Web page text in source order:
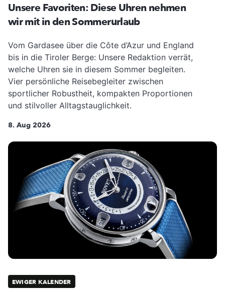
Unsere Favoriten: Diese Uhren nehmen
wir mit in den Sommerurlaub
Vom Gardasee über die Côte d’Azur und England
bis in die Tiroler Berge: Unsere Redaktion verrät,
welche Uhren sie in diesem Sommer begleiten.
Vier persönliche Reisebegleiter zwischen
sportlicher Robustheit, kompakten Proportionen
und stilvoller Alltagstauglichkeit.
8. Aug 2026
EWIGER KALENDER